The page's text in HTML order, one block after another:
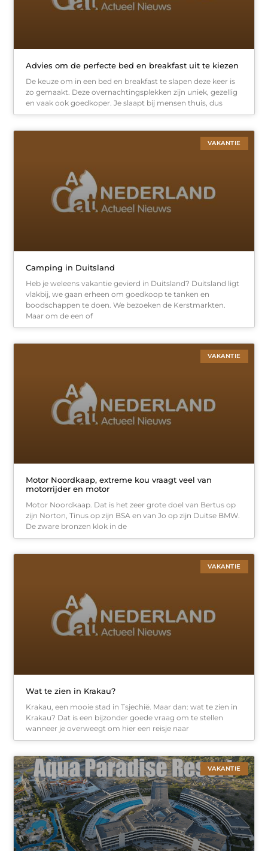
Advies om de perfecte bed en breakfast uit te kiezen
De keuze om in een bed en breakfast te slapen deze keer is
zo gemaakt. Deze overnachtingsplekken zijn uniek, gezellig
en vaak ook goedkoper. Je slaapt bij mensen thuis, dus
VAKANTIE
Camping in Duitsland
Heb je weleens vakantie gevierd in Duitsland? Duitsland ligt
vlakbij, we gaan erheen om goedkoop te tanken en
boodschappen te doen. We bezoeken de Kerstmarkten.
Maar om de een of
VAKANTIE
Motor Noordkaap, extreme kou vraagt veel van
motorrijder en motor
Motor Noordkaap. Dat is het zeer grote doel van Bertus op
zijn Norton, Tinus op zijn BSA en van Jo op zijn Duitse BMW.
De zware bronzen klok in de
VAKANTIE
Wat te zien in Krakau?
Krakau, een mooie stad in Tsjechië. Maar dan: wat te zien in
Krakau? Dat is een bijzonder goede vraag om te stellen
wanneer je overweegt om hier een reisje naar
VAKANTIE